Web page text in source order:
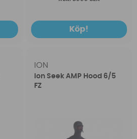
Köp!
ION
Ion Seek AMP Hood 6/5
FZ